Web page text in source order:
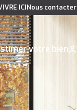
ICINous contacter
votre bien